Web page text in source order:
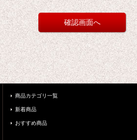
商品カテゴリ一覧
新着商品
おすすめ商品